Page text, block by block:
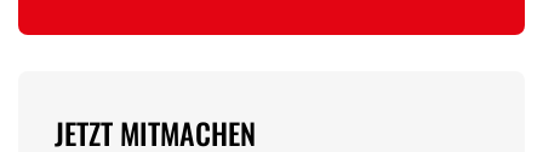
JETZT MITMACHEN